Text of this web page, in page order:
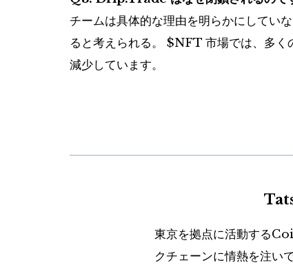
チームは具体的な理由を明らかにしてい
ると考えられる。 $NFT 市場では、多く
減少しています。
東京を拠点に活動する
クチェーンに情熱を注い